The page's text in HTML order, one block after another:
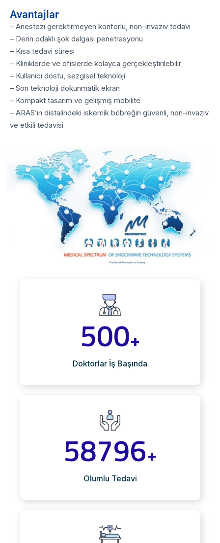
Avantajlar
– Anestezi gerektirmeyen konforlu, non-invaziv tedavi
– Derin odaklı şok dalgası penetrasyonu
– Kısa tedavi süresi
– Kliniklerde ve ofislerde kolayca gerçekleştirilebilir
– Kullanıcı dostu, sezgisel teknoloji
– Son teknoloji dokunmatik ekran
– Kompakt tasarım ve gelişmiş mobilite
– ARAS’ın distalindeki iskemik böbreğin güvenli, non-invaziv
ve etkili tedavisi
500+
Doktorlar İş Başında
58796+
Olumlu Tedavi